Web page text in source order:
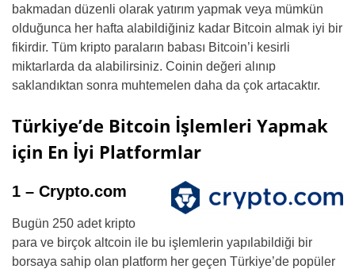
bakmadan düzenli olarak yatırım yapmak veya mümkün
olduğunca her hafta alabildiğiniz kadar Bitcoin almak iyi bir
fikirdir. Tüm kripto paraların babası Bitcoin’i kesirli
miktarlarda da alabilirsiniz. Coinin değeri alınıp
saklandıktan sonra muhtemelen daha da çok artacaktır.
Türkiye’de Bitcoin İşlemleri Yapmak
için En İyi Platformlar
1 – Crypto.com
Bugün 250 adet kripto
para ve birçok altcoin ile bu işlemlerin yapılabildiği bir
borsaya sahip olan platform her geçen Türkiye’de popüler